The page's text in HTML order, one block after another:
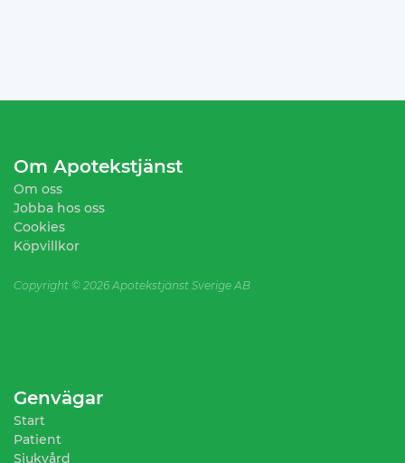
Om Apotekstjänst
Om oss
Jobba hos oss
Cookies
Köpvillkor
Copyright © 2026 Apotekstjänst Sverige AB
Genvägar
Start
Patient
Sjukvård